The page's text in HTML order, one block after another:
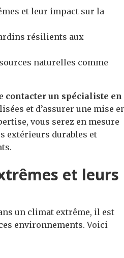
et leur impact sur la
résilients aux
naturelles comme
contacter un spécialiste en
et d’assurer une mise
vous serez en mesure
extérieurs durables et
et leurs
un climat extrême, il est
environnements. Voici